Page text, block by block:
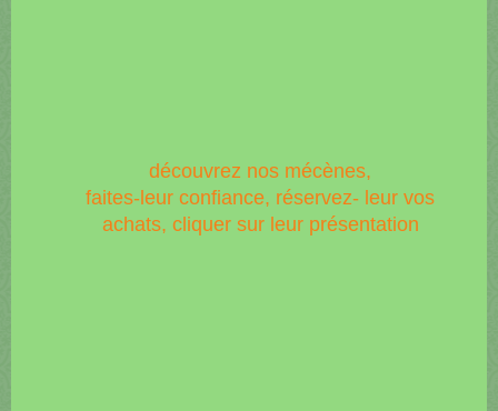
découvrez nos mécènes,
faites-leur confiance, réservez- leur vos
achats, cliquer sur leur présentation